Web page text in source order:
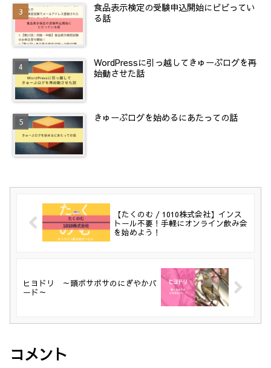
食品表示検定の受験申込開始にビビってい
る話
WordPressに引っ越してきゅーぶログを再
始動させた話
きゅーぶログを始めるにあたっての話
【たくのむ / 1010株式会社】インス
トール不要！手軽にオンライン飲み会
を始めよう！
ヒヨドリ ～頭ボサボサのにぎやかバ
ード～
コメント